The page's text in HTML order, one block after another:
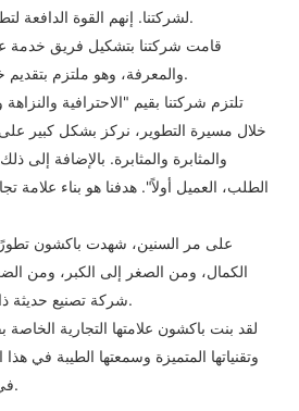
لشركتنا. إنهم القوة الدافعة لتطور شركتنا السريع والفعال.
قامت شركتنا بتشكيل فريق خدمة
والمعرفة، وهو ملتزم بتقديم خدمات شاملة للمستهلكين.
تلتزم شركتنا بقيم "الاحترافية والنزاهة
خلال مسيرة التطوير، نركز بشكل كبير
والمثابرة والمثابرة. بالإضافة إلى
الطلب، العميل أولاً". هدفنا هو بناء علامة
على مر السنين، شهدت باكشون
الكمال، ومن الصغر إلى الكبر، ومن
شركة تصنيع حديثة ذات نطاق واسع وتأثير هائل.
لقد بنت باكشون علامتها التجارية الخاصة
وتقنياتها المتميزة وسمعتها الطيبة في هذا
في السوق المحلية والعالمية.